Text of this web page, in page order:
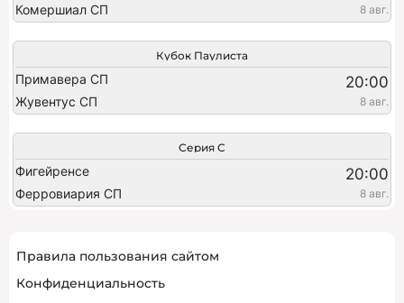
Комершиал СП 8 авг.
Кубок Паулиста
Примавера СП 20:00
Жувентус СП 8 авг.
Серия C
Фигейренсе 20:00
Ферровиария СП 8 авг.
Правила пользования сайтом
Конфиденциальность